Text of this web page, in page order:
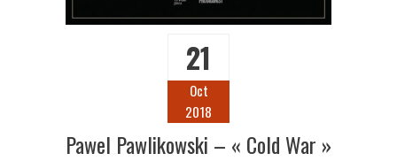
21
Oct
2018
Pawel Pawlikowski – « Cold War »